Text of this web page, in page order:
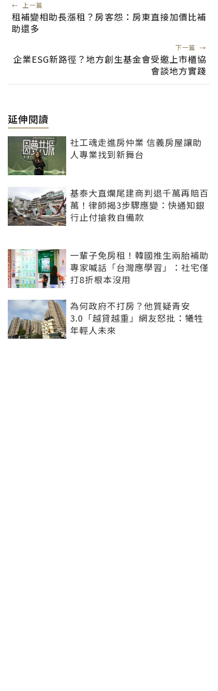
← 上一篇
租補變相助長漲租？房客怨：房東直接加價比補
助還多
下一篇 →
企業ESG新路徑？地方創生基金會受邀上市櫃協
會談地方實踐
延伸閱讀
社工魂走進房仲業 信義房屋讓助
人專業找到新舞台
基泰大直爛尾建商判退千萬再賠百
萬！律師揭3步驟應變：快通知銀
行止付搶救自備款
一輩子免房租！韓國推生兩胎補助
專家喊話「台灣應學習」：社宅僅
打8折根本沒用
為何政府不打房？他質疑青安
3.0「越貸越重」網友怒批：犧牲
年輕人未來